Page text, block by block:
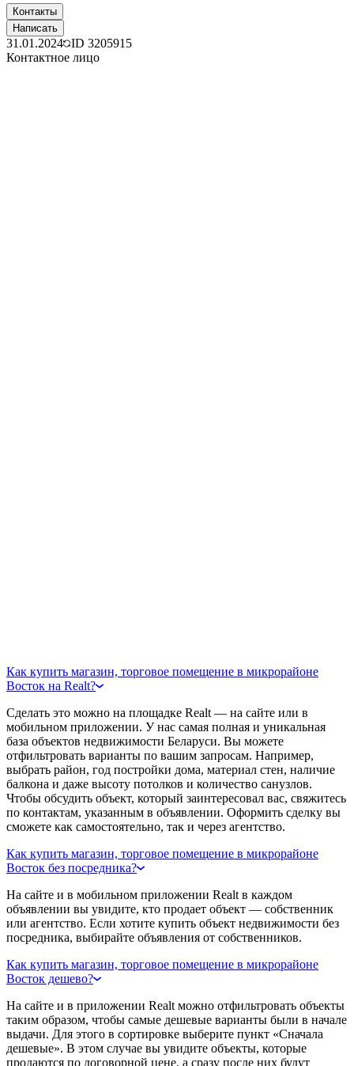
Контакты
Написать
31.01.2024 ID 3205915
Контактное лицо
Как купить магазин, торговое помещение в микрорайоне
Восток на Realt?
Сделать это можно на площадке Realt — на сайте или в
мобильном приложении. У нас самая полная и уникальная
база объектов недвижимости Беларуси. Вы можете
отфильтровать варианты по вашим запросам. Например,
выбрать район, год постройки дома, материал стен, наличие
балкона и даже высоту потолков и количество санузлов.
Чтобы обсудить объект, который заинтересовал вас, свяжитесь
по контактам, указанным в объявлении. Оформить сделку вы
сможете как самостоятельно, так и через агентство.
Как купить магазин, торговое помещение в микрорайоне
Восток без посредника?
На сайте и в мобильном приложении Realt в каждом
объявлении вы увидите, кто продает объект — собственник
или агентство. Если хотите купить объект недвижимости без
посредника, выбирайте объявления от собственников.
Как купить магазин, торговое помещение в микрорайоне
Восток дешево?
На сайте и в приложении Realt можно отфильтровать объекты
таким образом, чтобы самые дешевые варианты были в начале
выдачи. Для этого в сортировке выберите пункт «Сначала
дешевые». В этом случае вы увидите объекты, которые
продаются по договорной цене, а сразу после них будут